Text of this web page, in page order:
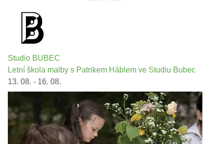
Studio BUBEC
Letní škola malby s Patrikem Háblem ve Studiu Bubec
13. 08. - 16. 08.